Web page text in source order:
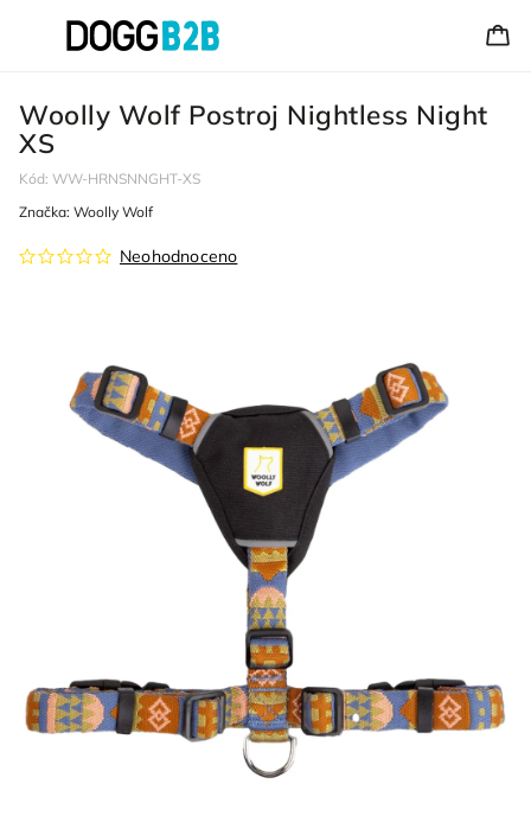
Woolly Wolf Postroj Nightless Night
XS
Kód: WW-HRNSNNGHT-XS
Neohodnoceno
Značka: Woolly Wolf